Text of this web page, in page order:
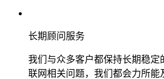
长期顾问服务
我们与众多客户都保持长期稳定
联网相关问题，我们都会力所能